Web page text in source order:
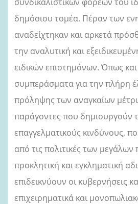
δημόσιου τομέα. Πέραν των
αναδείχτηκαν και αρκετά
την αναλυτική και
ειδικών επιστημόνων. Όπως
συμπεράσματαγιατην πλήρη
πρόληψης των αναγκαίων
παράγοντες που δημιουργούν
επαγγελματικούς κινδύνους,
από τις πολιτικές των μεγάλων
προκλητική και εγκληματική
επιδεικνύουν οι κυβερνήσεις
επιχειρηματικά και